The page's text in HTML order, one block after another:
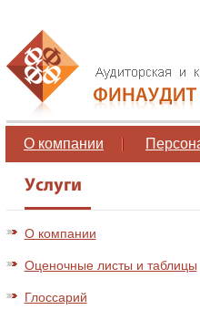
О компании
О компании
Оценочные листы и таблицы
Глоссарий